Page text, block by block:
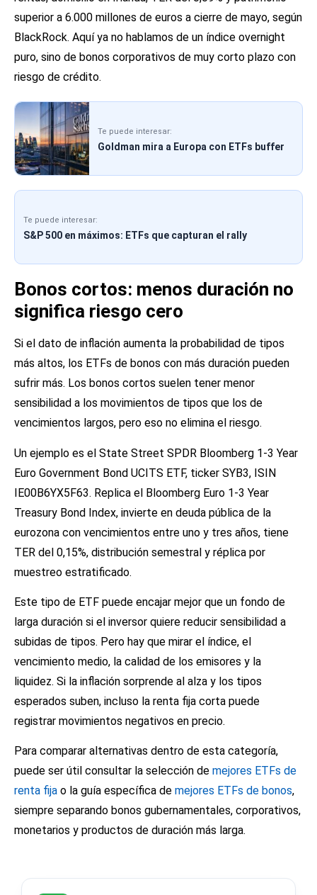
superior a 6.000 millones de euros a cierre de mayo, según
BlackRock. Aquí ya no hablamos de un índice overnight
puro, sino de bonos corporativos de muy corto plazo con
riesgo de crédito.
Te puede interesar:
Goldman mira a Europa con ETFs buffer
Te puede interesar:
S&P 500 en máximos: ETFs que capturan el rally
Bonos cortos: menos duración no
significa riesgo cero
Si el dato de inflación aumenta la probabilidad de tipos
más altos, los ETFs de bonos con más duración pueden
sufrir más. Los bonos cortos suelen tener menor
sensibilidad a los movimientos de tipos que los de
vencimientos largos, pero eso no elimina el riesgo.
Un ejemplo es el State Street SPDR Bloomberg 1-3 Year
Euro Government Bond UCITS ETF, ticker SYB3, ISIN
IE00B6YX5F63. Replica el Bloomberg Euro 1-3 Year
Treasury Bond Index, invierte en deuda pública de la
eurozona con vencimientos entre uno y tres años, tiene
TER del 0,15%, distribución semestral y réplica por
muestreo estratificado.
Este tipo de ETF puede encajar mejor que un fondo de
larga duración si el inversor quiere reducir sensibilidad a
subidas de tipos. Pero hay que mirar el índice, el
vencimiento medio, la calidad de los emisores y la
liquidez. Si la inflación sorprende al alza y los tipos
esperados suben, incluso la renta fija corta puede
registrar movimientos negativos en precio.
Para comparar alternativas dentro de esta categoría,
puede ser útil consultar la selección de mejores ETFs de
renta fija o la guía específica de mejores ETFs de bonos,
siempre separando bonos gubernamentales, corporativos,
monetarios y productos de duración más larga.